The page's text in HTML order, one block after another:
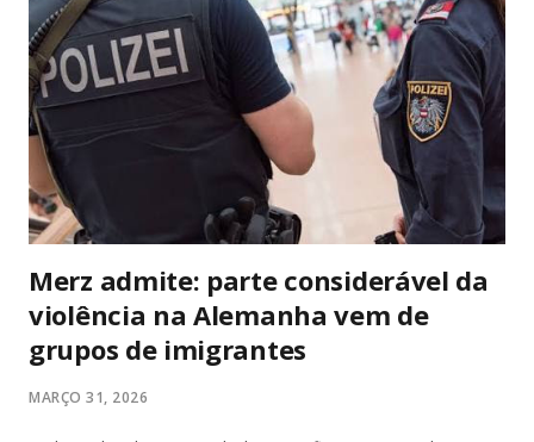
proof pra 2026. O Switch 1 roda em 1080p dock/720p
handheld e o OLED melhora a tela com cores vibrantes e
pretos profundos – mas gráficos de 2017. A diferença? O
Switch é portátil de verdade: você joga no sofá, no ônibus ou
na cama. Series S é só TV. Se você quer Mario, Pokémon
Scarlet/Violet, Zelda Tears of the Kingd...
Merz admite: parte considerável da
violência na Alemanha vem de
grupos de imigrantes
MARÇO 31, 2026